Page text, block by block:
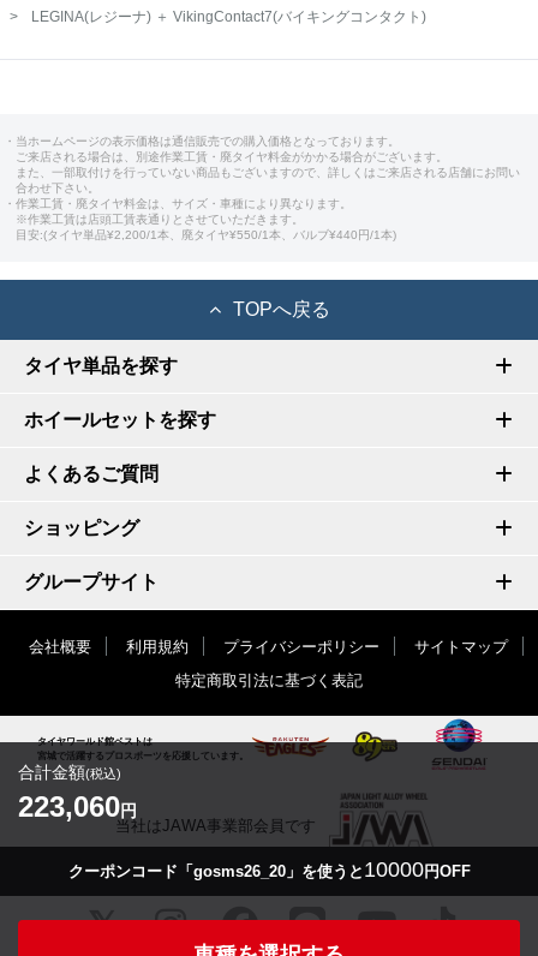
合計金額(税込)
223,060円
クーポンコード「gosms26_20」を使うと 10000円OFF
LEGINA(レジーナ) ＋ VikingContact7(バイキングコンタクト)
・当ホームページの表示価格は通信販売での購入価格となっております。
ご来店される場合は、別途作業工賃・廃タイヤ料金がかかる場合がございます。
また、一部取付けを行っていない商品もございますので、詳しくはご来店される店舗にお問い
合わせ下さい。
・作業工賃・廃タイヤ料金は、サイズ・車種により異なります。
※作業工賃は店頭工賃表通りとさせていただきます。
目安:(タイヤ単品¥2,200/1本、廃タイヤ¥550/1本、バルブ¥440円/1本)
TOPへ戻る
タイヤ単品を探す
ホイールセットを探す
よくあるご質問
ショッピング
グループサイト
会社概要 利用規約 プライバシーポリシー
サイトマップ
特定商取引法に基づく表記
タイヤワールド館ベストは
宮城で活躍するプロスポーツを応援しています。
当社はJAWA事業部会員です